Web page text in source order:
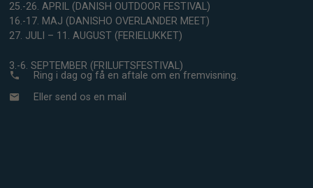
25.-26. APRIL (DANISH OUTDOOR FESTIVAL)
16.-17. MAJ (DANISHO OVERLANDER MEET)
27. JULI – 11. AUGUST (FERIELUKKET)
3.-6. SEPTEMBER (FRILUFTSFESTIVAL)
Ring i dag og få en aftale om en fremvisning.
Eller send os en mail